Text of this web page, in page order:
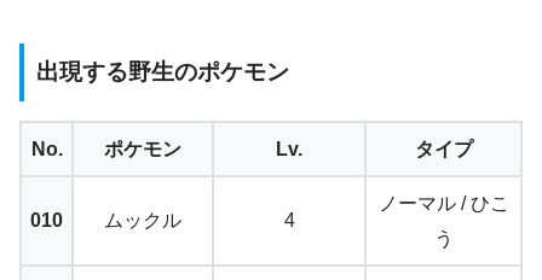
出現する野生のポケモン
No. ポケモン Lv. タイプ
010 ムックル 4
ノーマル / ひこ
う